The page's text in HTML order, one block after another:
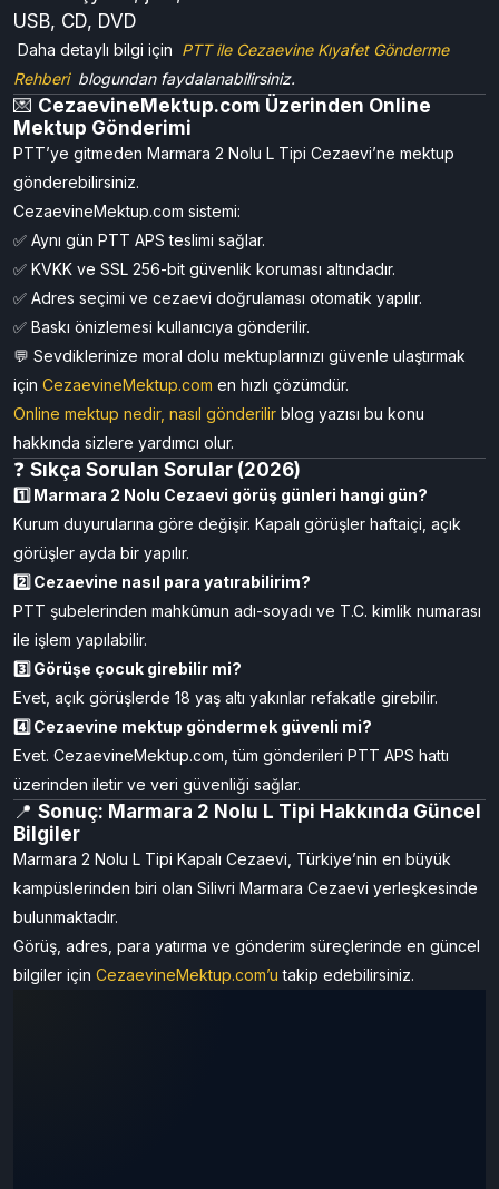
USB, CD, DVD
Daha detaylı bilgi için PTT ile Cezaevine Kıyafet Gönderme
Rehberiblogundan faydalanabilirsiniz.
💌 CezaevineMektup.com Üzerinden Online
Mektup Gönderimi
PTT’ye gitmeden Marmara 2 Nolu L Tipi Cezaevi’ne mektup
gönderebilirsiniz.
CezaevineMektup.com sistemi:
✅ Aynı gün PTT APS teslimi sağlar.
✅ KVKK ve SSL 256-bit güvenlik koruması altındadır.
✅ Adres seçimi ve cezaevi doğrulaması otomatik yapılır.
✅ Baskı önizlemesi kullanıcıya gönderilir.
💬 Sevdiklerinize moral dolu mektuplarınızı güvenle ulaştırmak
için CezaevineMektup.com en hızlı çözümdür.
Online mektup nedir, nasıl gönderilir blog yazısı bu konu
hakkında sizlere yardımcı olur.
❓ Sıkça Sorulan Sorular (2026)
1️⃣ Marmara 2 Nolu Cezaevi görüş günleri hangi gün?
Kurum duyurularına göre değişir. Kapalı görüşler haftaiçi, açık
görüşler ayda bir yapılır.
2️⃣ Cezaevine nasıl para yatırabilirim?
PTT şubelerinden mahkûmun adı-soyadı ve T.C. kimlik numarası
ile işlem yapılabilir.
3️⃣ Görüşe çocuk girebilir mi?
Evet, açık görüşlerde 18 yaş altı yakınlar refakatle girebilir.
4️⃣ Cezaevine mektup göndermek güvenli mi?
Evet. CezaevineMektup.com, tüm gönderileri PTT APS hattı
üzerinden iletir ve veri güvenliği sağlar.
📍 Sonuç: Marmara 2 Nolu L Tipi Hakkında Güncel
Bilgiler
Marmara 2 Nolu L Tipi Kapalı Cezaevi, Türkiye’nin en büyük
kampüslerinden biri olan Silivri Marmara Cezaevi yerleşkesinde
bulunmaktadır.
Görüş, adres, para yatırma ve gönderim süreçlerinde en güncel
bilgiler için CezaevineMektup.com’u takip edebilirsiniz.